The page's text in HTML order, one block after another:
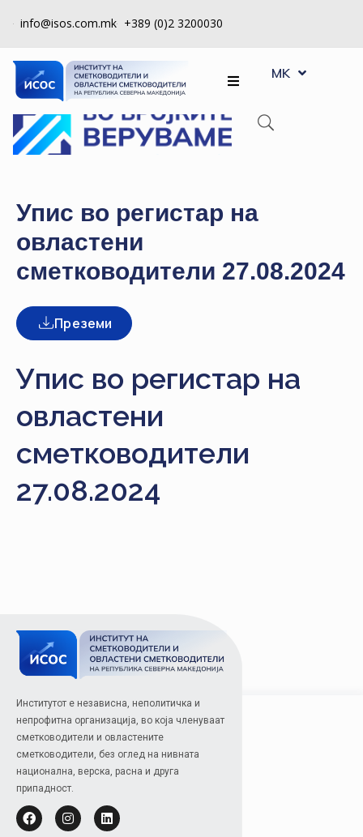
info@isos.com.mk +389 (0)2 3200030
ЗА
НАС
РЕГИСТРИ
НА
КВАЛИТЕТ
КАКО
СТАНАМ
ЧЛЕН
НАСТАНИ
ЗА
ЧЛЕНОВИ
MK
SQ
Упис во регистар на
овластени
сметководители 27.08.2024
Преземи
Упис во регистар на
овластени
сметководители
27.08.2024
Институтот е независна, неполитичка и
непрофитна организација, во која членуваат
сметководители и овластените
сметководители, без оглед на нивната
национална, верска, расна и друга
припадност.